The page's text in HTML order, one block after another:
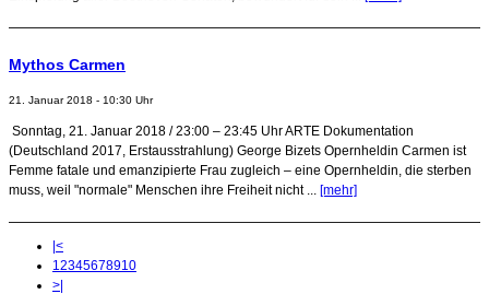
Mythos Carmen
21. Januar 2018 - 10:30 Uhr
Sonntag, 21. Januar 2018 / 23:00 – 23:45 Uhr ARTE Dokumentation
(Deutschland 2017, Erstausstrahlung) George Bizets Opernheldin Carmen ist
Femme fatale und emanzipierte Frau zugleich – eine Opernheldin, die sterben
muss, weil "normale" Menschen ihre Freiheit nicht ... [mehr]
|<
1 2345678910
>|